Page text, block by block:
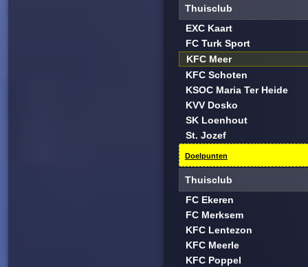
Thuisclub
EXC Kaart
FC Turk Sport
KFC Meer
KFC Schoten
KSOC Maria Ter Heide
KVV Dosko
SK Loenhout
St. Jozef
Doelpunten
Thuisclub
FC Ekeren
FC Merksem
KFC Lentezon
KFC Meerle
KFC Poppel